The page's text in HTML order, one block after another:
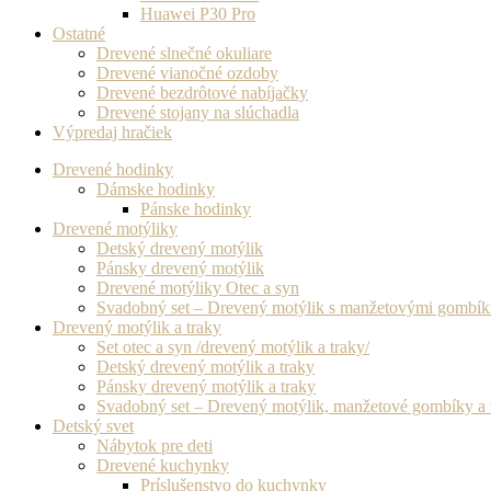
Huawei P30 Pro
Ostatné
Drevené slnečné okuliare
Drevené vianočné ozdoby
Drevené bezdrôtové nabíjačky
Drevené stojany na slúchadla
Výpredaj hračiek
Drevené hodinky
Dámske hodinky
Pánske hodinky
Drevené motýliky
Detský drevený motýlik
Pánsky drevený motýlik
Drevené motýliky Otec a syn
Svadobný set – Drevený motýlik s manžetovými
Drevený motýlik a traky
Set otec a syn /drevený motýlik a traky/
Detský drevený motýlik a traky
Pánsky drevený motýlik a traky
Svadobný set – Drevený motýlik, manžetové gombíky a
Detský svet
Nábytok pre deti
Drevené kuchynky
Príslušenstvo do kuchynky